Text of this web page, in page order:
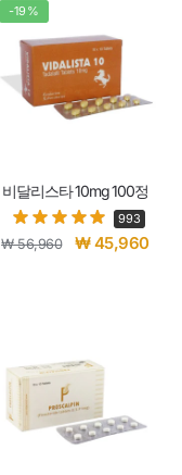
-19%
비달리스타 10mg 100정
993
₩56,960 ₩45,960